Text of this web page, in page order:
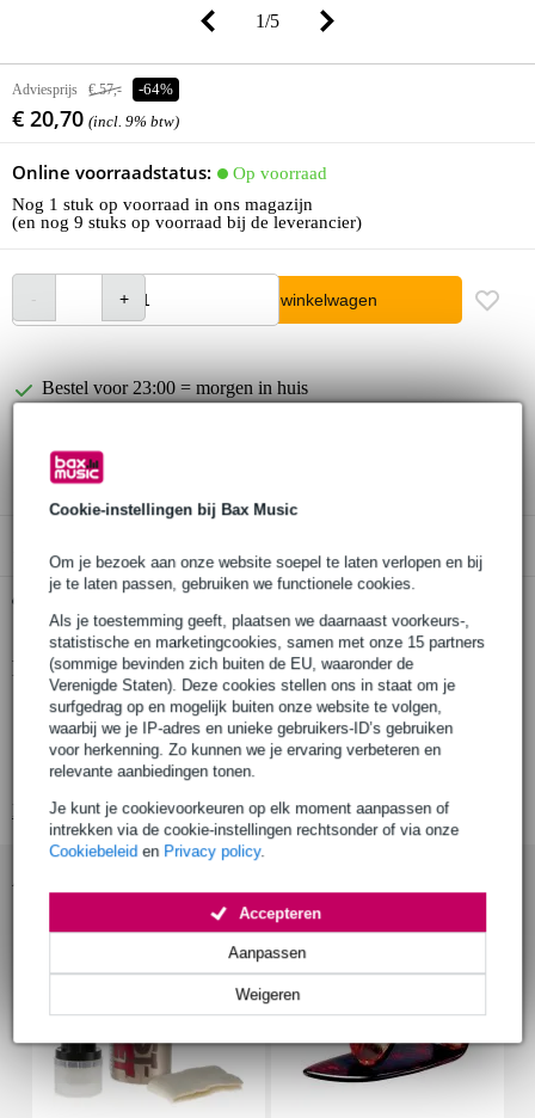
Cookie-instellingen bij Bax Music
Om je bezoek aan onze website soepel te laten verlopen en bij
je te laten passen, gebruiken we functionele cookies.
Als je toestemming geeft, plaatsen we daarnaast voorkeurs-,
statistische en marketingcookies, samen met onze 15 partners
(sommige bevinden zich buiten de EU, waaronder de
Verenigde Staten). Deze cookies stellen ons in staat om je
surfgedrag op en mogelijk buiten onze website te volgen,
waarbij we je IP-adres en unieke gebruikers-ID’s gebruiken
voor herkenning. Zo kunnen we je ervaring verbeteren en
relevante aanbiedingen tonen.
Je kunt je cookievoorkeuren op elk moment aanpassen of
intrekken via de cookie-instellingen rechtsonder of via onze
Cookiebeleid en Privacy policy.
Weigeren
Aanpassen
Accepteren
1/5
Adviesprijs € 57,- -64%
€ 20,70 (incl. 9% btw)
Online voorraadstatus:
Op voorraad
Nog 1 stuk op voorraad in ons magazijn
(en nog 9 stuks op voorraad bij de leverancier)
In winkelwagen
Bestel voor 23:00 = morgen in huis
3 jaar Bax Music garantie
Productinformatie
voor beginners tot gevorderden
32 pagina's
ISBN: 0-8716-6367-8
Bekijk alle productspecificaties
Accessoires (14)